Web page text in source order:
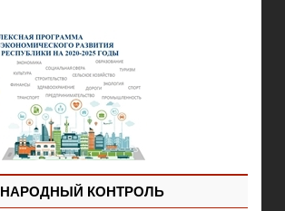
НАРОДНЫЙ КОНТРОЛЬ